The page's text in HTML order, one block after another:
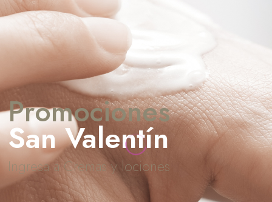
Ingresa a Cremas y lociones
San Valentín
Promociones